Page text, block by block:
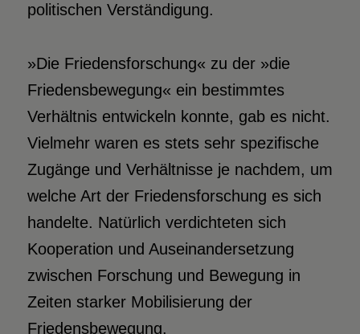
politischen Verständigung.
»Die Friedensforschung« zu der »die
Friedensbewegung« ein bestimmtes
Verhältnis entwickeln konnte, gab es nicht.
Vielmehr waren es stets sehr spezifische
Zugänge und Verhältnisse je nachdem, um
welche Art der Friedensforschung es sich
handelte. Natürlich verdichteten sich
Kooperation und Auseinandersetzung
zwischen Forschung und Bewegung in
Zeiten starker Mobilisierung der
Friedensbewegung.